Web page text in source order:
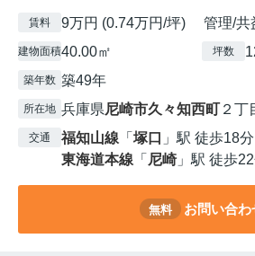
賃料 9万円 (0.74万円/坪) 管理/共
建物面積40.00㎡ 坪数
築年数 築49年
所在地 兵庫県尼崎市久々知西町 ２丁
交通 福知山線 「 塚口 」駅 徒歩18分
東海道本線 「 尼崎」駅 徒歩
無料 お問い合わ